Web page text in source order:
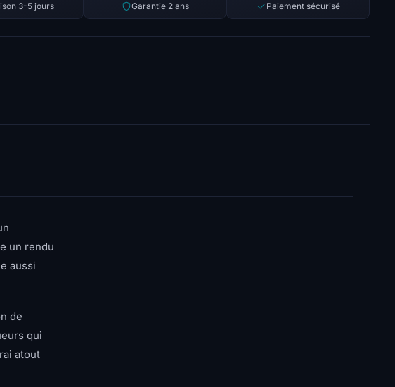
3-5 jours Garantie 2 ans Paiement sécurisé
un rendu
aussi
de
qui
atout